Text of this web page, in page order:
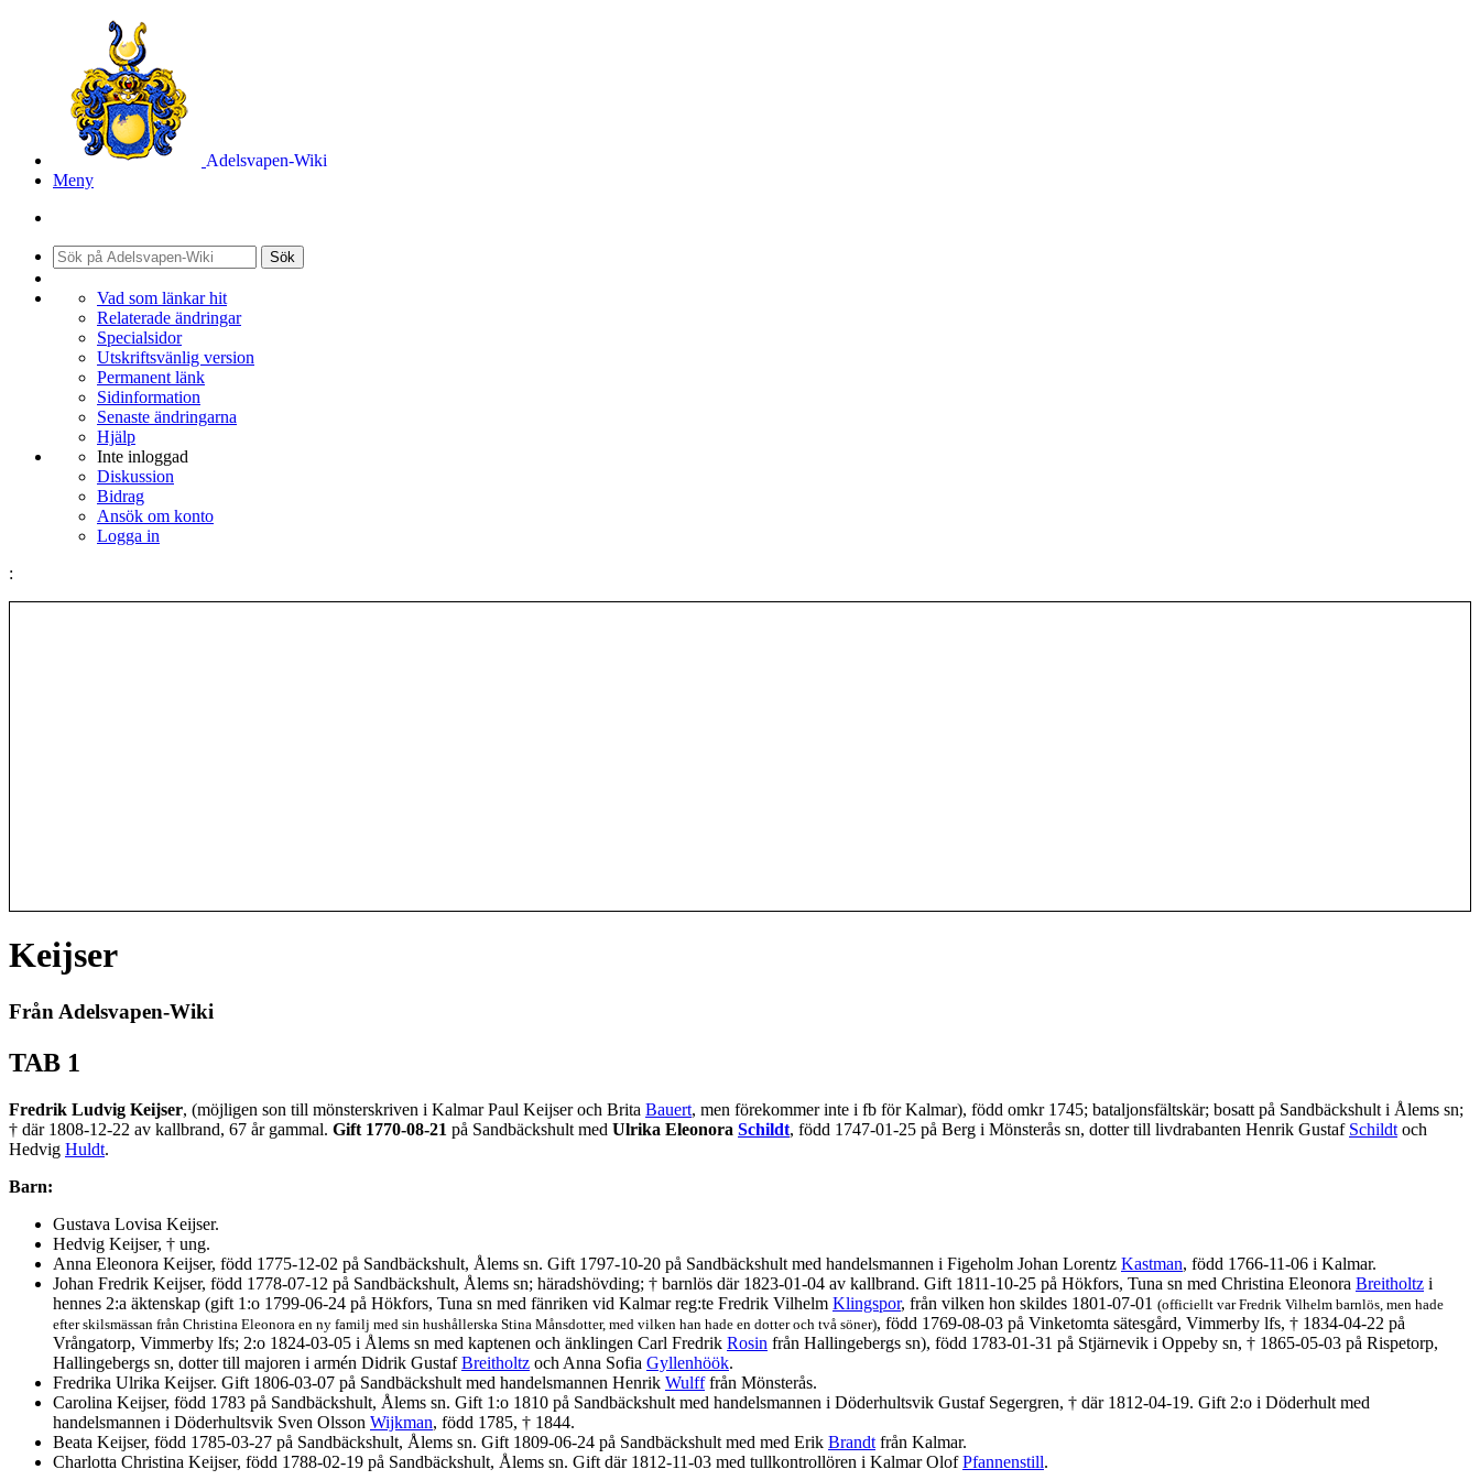
Adelsvapen-Wiki
Meny
Sök
Vad som länkar hit
Relaterade ändringar
Specialsidor
Utskriftsvänlig version
Permanent länk
Sidinformation
Senaste ändringarna
Hjälp
Inte inloggad
Diskussion
Bidrag
Ansök om konto
Logga in
:
Keijser
Från Adelsvapen-Wiki
TAB 1
Fredrik Ludvig Keijser, (möjligen son till mönsterskriven i Kalmar Paul Keijser och Brita Bauert, men förekommer inte i fb för Kalmar), född omkr 1745; bataljonsfältskär; bosatt på Sandbäckshult i Ålems sn;
† där 1808-12-22 av kallbrand, 67 år gammal. Gift 1770-08-21 på Sandbäckshult med Ulrika Eleonora Schildt, född 1747-01-25 på Berg i Mönsterås sn, dotter till livdrabanten Henrik Gustaf Schildt och
Hedvig Huldt.
Barn:
Gustava Lovisa Keijser.
Hedvig Keijser, † ung.
Anna Eleonora Keijser, född 1775-12-02 på Sandbäckshult, Ålems sn. Gift 1797-10-20 på Sandbäckshult med handelsmannen i Figeholm Johan Lorentz Kastman, född 1766-11-06 i Kalmar.
Johan Fredrik Keijser, född 1778-07-12 på Sandbäckshult, Ålems sn; häradshövding; † barnlös där 1823-01-04 av kallbrand. Gift 1811-10-25 på Hökfors, Tuna sn med Christina Eleonora Breitholtz i
hennes 2:a äktenskap (gift 1:o 1799-06-24 på Hökfors, Tuna sn med fänriken vid Kalmar reg:te Fredrik Vilhelm Klingspor, från vilken hon skildes 1801-07-01 (officiellt var Fredrik Vilhelm barnlös, men hade
efter skilsmässan från Christina Eleonora en ny familj med sin hushållerska Stina Månsdotter, med vilken han hade en dotter och två söner), född 1769-08-03 på Vinketomta sätesgård, Vimmerby lfs, † 1834-04-22 på
Vrångatorp, Vimmerby lfs; 2:o 1824-03-05 i Ålems sn med kaptenen och änklingen Carl Fredrik Rosin från Hallingebergs sn), född 1783-01-31 på Stjärnevik i Oppeby sn, † 1865-05-03 på Rispetorp,
Hallingebergs sn, dotter till majoren i armén Didrik GustafBreitholtz och Anna Sofia Gyllenhöök.
Fredrika Ulrika Keijser. Gift 1806-03-07 på Sandbäckshult med handelsmannen Henrik Wulfffrån Mönsterås.
Carolina Keijser, född 1783 på Sandbäckshult, Ålems sn. Gift 1:o 1810 på Sandbäckshult med handelsmannen i Döderhultsvik Gustaf Segergren, † där 1812-04-19. Gift 2:o i Döderhult med
handelsmannen i Döderhultsvik Sven Olsson Wijkman, född 1785, † 1844.
Beata Keijser, född 1785-03-27 på Sandbäckshult, Ålems sn. Gift 1809-06-24 på Sandbäckshult med med Erik Brandt från Kalmar.
Charlotta Christina Keijser, född 1788-02-19 på Sandbäckshult, Ålems sn. Gift där 1812-11-03 med tullkontrollören i Kalmar OlofPfannenstill.